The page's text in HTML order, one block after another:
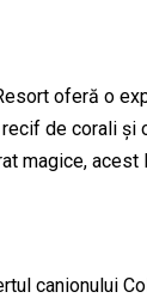
oferă o
de corali
magice,
canionului